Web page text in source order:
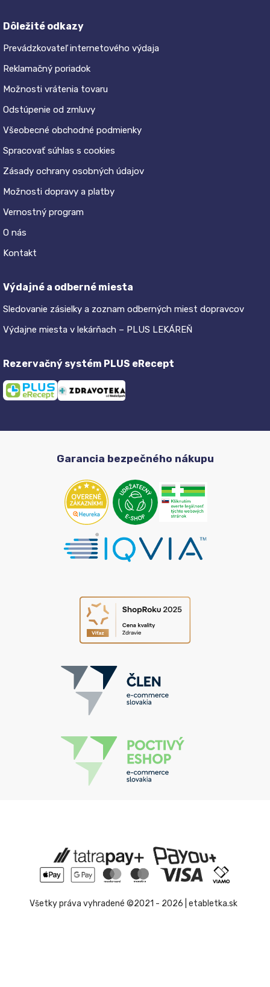
Dôležité odkazy
Prevádzkovateľ internetového výdaja
Reklamačný poriadok
Možnosti vrátenia tovaru
Odstúpenie od zmluvy
Všeobecné obchodné podmienky
Spracovať súhlas s cookies
Zásady ochrany osobných údajov
Možnosti dopravy a platby
Vernostný program
O nás
Kontakt
Výdajné a odberné miesta
Sledovanie zásielky a zoznam odberných miest dopravcov
Výdajne miesta v lekárňach – PLUS LEKÁREŇ
Rezervačný systém PLUS eRecept
Garancia bezpečného nákupu
Všetky práva vyhradené ©2021 - 2026 | etabletka.sk